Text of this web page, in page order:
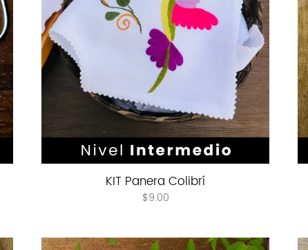
KIT Panera Colibrí
$9.00